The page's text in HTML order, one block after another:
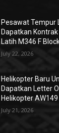
Pesawat Tempur
Dapatkan
Latih M346 F
July 22, 2026
Helikopter Baru
Dapatkan Letter
Helikopter
July 21, 2026